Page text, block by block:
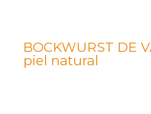
BOCKWURST DE
piel natural